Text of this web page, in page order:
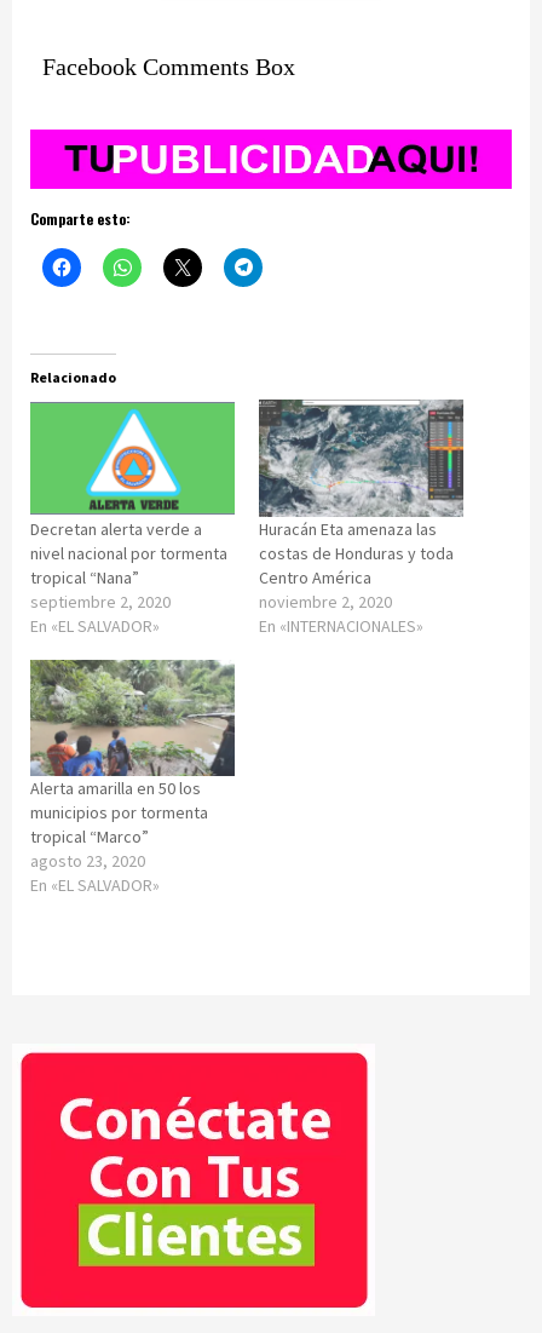
Facebook Comments Box
Comparte esto:
Relacionado
Decretan alerta verde a
nivel nacional por tormenta
tropical “Nana”
septiembre 2, 2020
En «EL SALVADOR»
Huracán Eta amenaza las
costas de Honduras y toda
Centro América
noviembre 2, 2020
En «INTERNACIONALES»
Alerta amarilla en 50 los
municipios por tormenta
tropical “Marco”
agosto 23, 2020
En «EL SALVADOR»